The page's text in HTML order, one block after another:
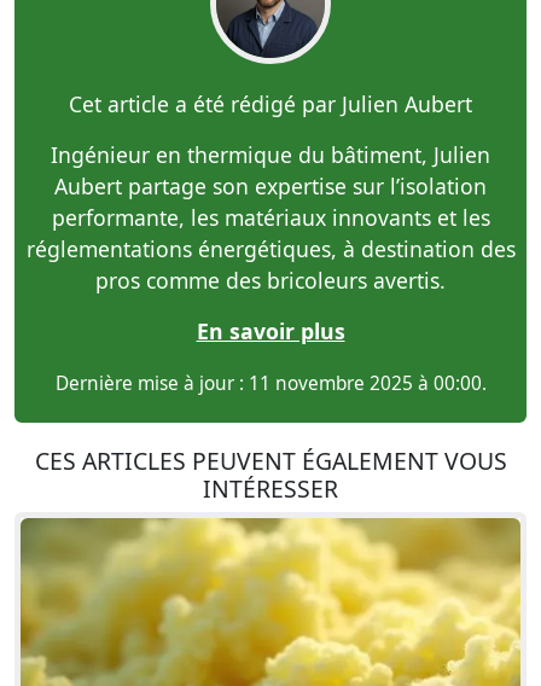
Cet article a été rédigé par Julien Aubert
Ingénieur en thermique du bâtiment, Julien
Aubert partage son expertise sur l’isolation
performante, les matériaux innovants et les
réglementations énergétiques, à destination des
pros comme des bricoleurs avertis.
En savoir plus
Dernière mise à jour : 11 novembre 2025 à 00:00.
CES ARTICLES PEUVENT ÉGALEMENT VOUS
INTÉRESSER